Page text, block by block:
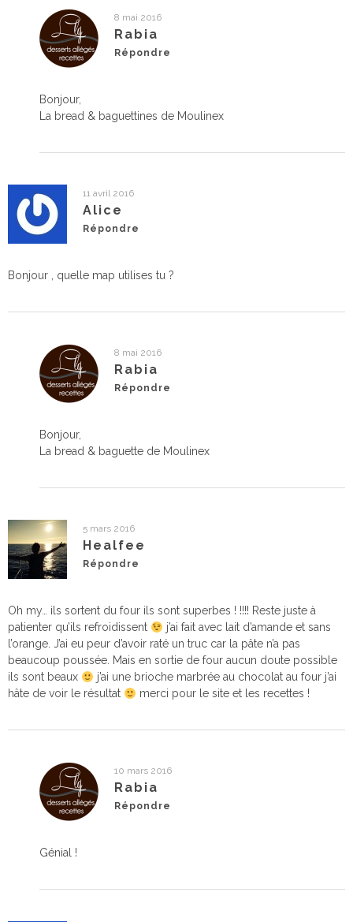
8 mai 2016
Rabia
Répondre
Bonjour,
La bread & baguettines de Moulinex
11 avril 2016
Alice
Répondre
Bonjour , quelle map utilises tu ?
8 mai 2016
Rabia
Répondre
Bonjour,
La bread & baguette de Moulinex
5 mars 2016
Healfee
Répondre
Oh my… ils sortent du four ils sont superbes ! !!!! Reste juste à
patienter qu’ils refroidissent
j’ai fait avec lait d’amande et sans
l’orange. J’ai eu peur d’avoir raté un truc car la pâte n’a pas
beaucoup poussée. Mais en sortie de four aucun doute possible
ils sont beaux
j’ai une brioche marbrée au chocolat au four j’ai
hâte de voir le résultat
merci pour le site et les recettes !
10 mars 2016
Rabia
Répondre
Génial !